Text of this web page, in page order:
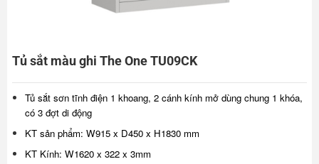
Tủ sắt màu ghi The One TU09CK
Tủ sắt sơn tĩnh điện 1 khoang, 2 cánh kính mở dùng chung 1 khóa,
có 3 đợt di động
KT sản phẩm: W915 x D450 x H1830 mm
KT Kính: W1620 x 322 x 3mm